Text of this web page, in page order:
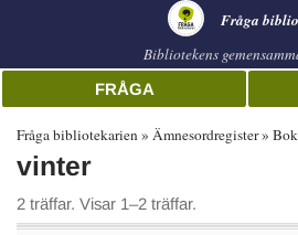
Fråga
Bibliotekens
FRÅGA
Fråga bibliotekarien Ämnesordregister
vinter
2 träffar. Visar 1–2 träffar.